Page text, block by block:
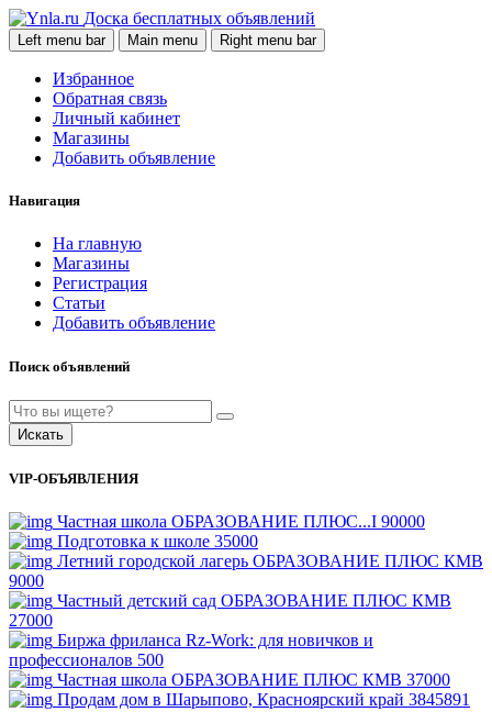
Доска бесплатных объявлений
Left menu bar Main menu Right menu bar
Избранное
Обратная связь
Личный кабинет
Магазины
Добавить объявление
Навигация
На главную
Магазины
Регистрация
Статьи
Добавить объявление
Поиск объявлений
Искать
VIP-ОБЪЯВЛЕНИЯ
Частная школа ОБРАЗОВАНИЕ ПЛЮС...I 90000
Подготовка к школе 35000
Летний городской лагерь ОБРАЗОВАНИЕ ПЛЮС КМВ
9000
Частный детский сад ОБРАЗОВАНИЕ ПЛЮС КМВ
27000
Биржа фриланса Rz-Work: для новичков и
профессионалов 500
Частная школа ОБРАЗОВАНИЕ ПЛЮС КМВ 37000
Продам дом в Шарыпово, Красноярский край 3845891